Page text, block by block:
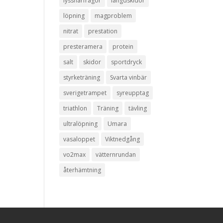
löpning
magproblem
nitrat
prestation
presteramera
protein
salt
skidor
sportdryck
styrketräning
Svarta vinbär
sverigetrampet
syreupptag
triathlon
Träning
tävling
ultralöpning
Umara
vasaloppet
Viktnedgång
vo2max
vätternrundan
återhämtning